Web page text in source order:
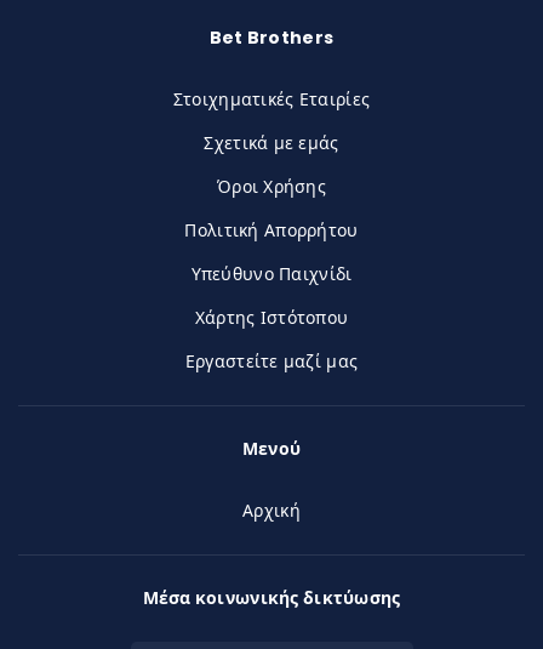
Bet Brothers
Στοιχηματικές Εταιρίες
Σχετικά με εμάς
Όροι Χρήσης
Πολιτική Απορρήτου
Υπεύθυνο Παιχνίδι
Χάρτης Ιστότοπου
Εργαστείτε μαζί μας
Μενού
Αρχική
Μέσα κοινωνικής δικτύωσης